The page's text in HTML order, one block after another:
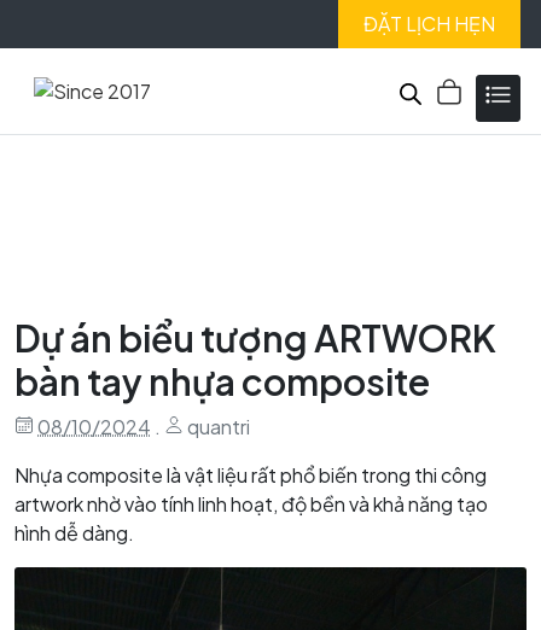
ĐẶT LỊCH HẸN
Dự án biểu tượng ARTWORK
bàn tay nhựa composite
08/10/2024 .
quantri
Nhựa composite là vật liệu rất phổ biến trong thi công
artwork nhờ vào tính linh hoạt, độ bền và khả năng tạo
hình dễ dàng.